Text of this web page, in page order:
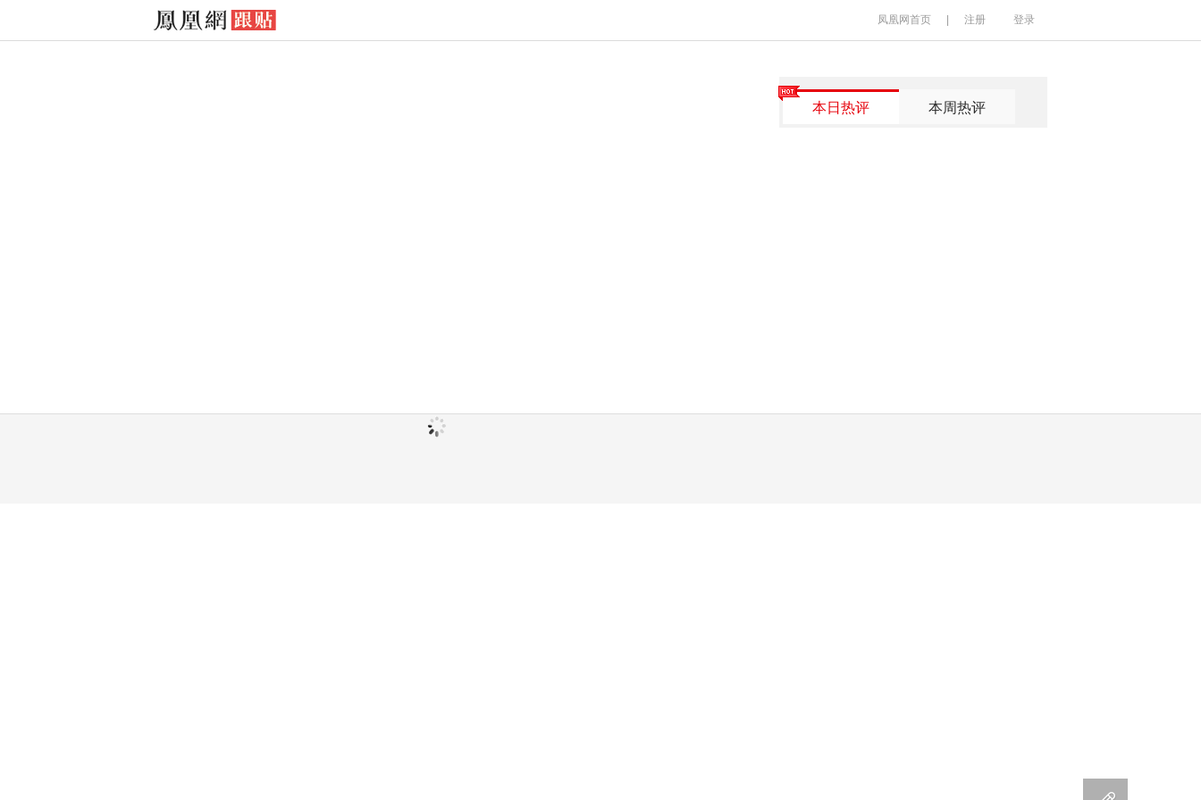
凤凰网首页 注册 登录
本日热评 本周热评